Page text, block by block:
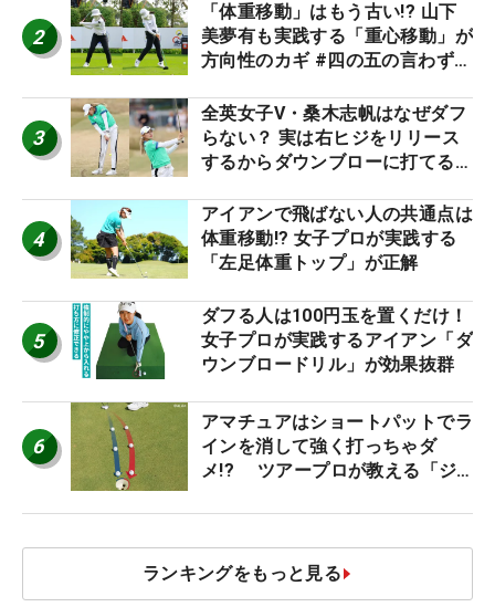
2
「体重移動」はもう古い!? 山下
美夢有も実践する「重心移動」が
方向性のカギ #四の五の言わず振
3
全英女子V・桑木志帆はなぜダフ
らない？ 実は右ヒジをリリース
するからダウンブローに打てる #
4
アイアンで飛ばない人の共通点は
体重移動!? 女子プロが実践する
「左足体重トップ」が正解
5
ダフる人は100円玉を置くだけ！
女子プロが実践するアイアン「ダ
ウンブロードリル」が効果抜群
6
アマチュアはショートパットでラ
インを消して強く打っちゃダ
メ!? ツアープロが教える「ジ
減するワケ
ランキングをもっと見る